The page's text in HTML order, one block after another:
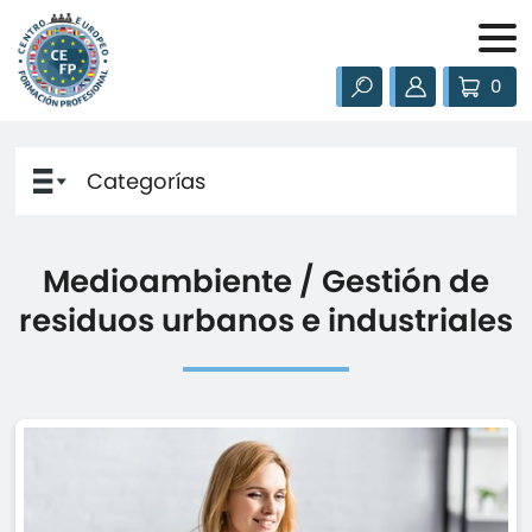
0
Categorías
/ RECURSOS HUMANOS
HORTICULTURA / FLORICULTURA / JARDINERÍA /
ALIMENTACIÓN / HOSTELERÍA / TURISMO
Medioambiente / Gestión de
residuos urbanos e industriales